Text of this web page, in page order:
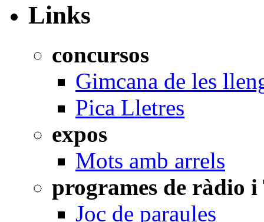
Links
concursos
Gimcana de les
Pica Lletres
expos
Mots amb arrels
programes de ràdio
Joc de paraules